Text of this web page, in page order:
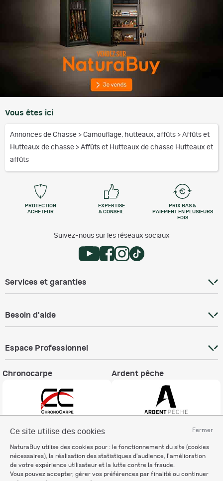
Fermer
Ce site utilise des cookies
NaturaBuy utilise des cookies pour : le fonctionnement du site (cookies
nécessaires), la réalisation des statistiques d'audience, l'amélioration
de votre expérience utilisateur et la lutte contre la fraude.
Vous pouvez accepter, gérer vos préférences par finalité ou continuer
Vous êtes ici
Annonces de Chasse > Camouflage, hutteaux, affûts > Affûts et
Hutteaux de chasse > Affûts et Hutteaux de chasse Hutteaux et
affûts
PROTECTION
ACHETEUR
EXPERTISE
& CONSEIL
PRIX BAS &
PAIEMENT EN PLUSIEURS
FOIS
Suivez-nous sur les réseaux sociaux
Services et garanties
Besoin d'aide
Espace Professionnel
Chronocarpe Ardent pêche
Charte éthique
Mentions légales
Règlement & Conditions d'utilisation